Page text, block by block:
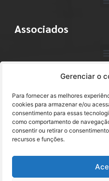
Gerenciar o
Para fornecer as melhores
cookies para armazenar e/ou
consentimento para essas
como comportamento de
consentir ou retirar o
recursos e funções.
Associados
+55 (11) 3113-4040
Bela Vista - São